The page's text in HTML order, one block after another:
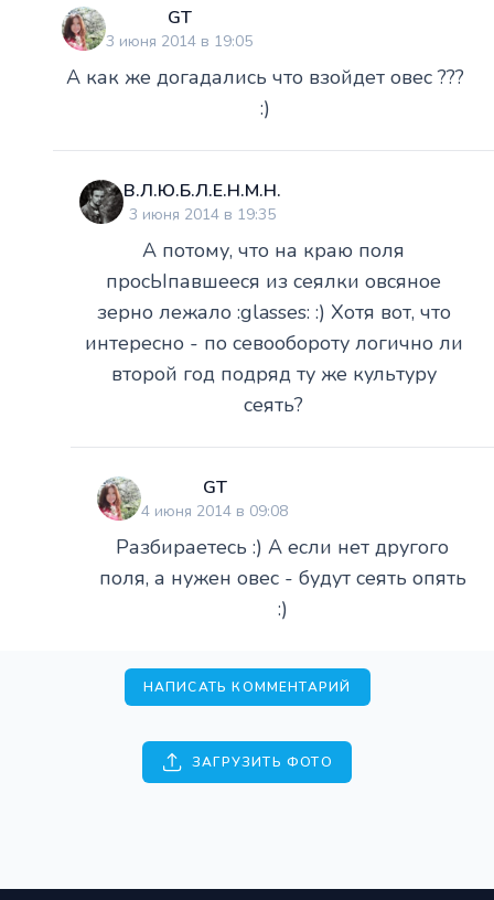
GT
3 июня 2014 в 19:05
А как же догадались что взойдет овес ???
:)
В.Л.Ю.Б.Л.Е.Н.М.Н.
3 июня 2014 в 19:35
А потому, что на краю поля
просЫпавшееся из сеялки овсяное
зерно лежало :glasses: :) Хотя вот, что
интересно - по севообороту логично ли
второй год подряд ту же культуру
сеять?
GT
4 июня 2014 в 09:08
Разбираетесь :) А если нет другого
поля, а нужен овес - будут сеять опять
:)
НАПИСАТЬ КОММЕНТАРИЙ
ЗАГРУЗИТЬ ФОТО